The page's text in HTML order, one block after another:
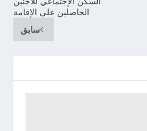
الحاصلين على الإقامة
سابق